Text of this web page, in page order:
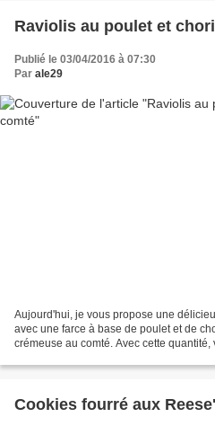
Raviolis au poulet et
Publié le 03/04/2016 à 07:30
Par ale29
Aujourd'hui, je vous propose une
avec une farce à base de poulet et de
crémeuse au comté. Avec cette
Cookies fourré aux